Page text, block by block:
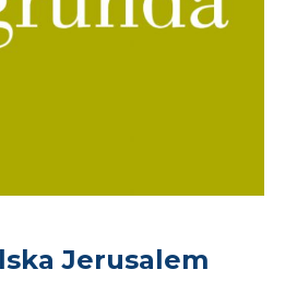
Jerusalem